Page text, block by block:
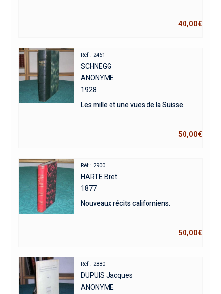
40,00€
Réf : 2461
SCHNEGG
ANONYME
1928
Les mille et une vues de la Suisse.
50,00€
Réf : 2900
HARTE Bret
1877
Nouveaux récits californiens.
50,00€
Réf : 2880
DUPUIS Jacques
ANONYME